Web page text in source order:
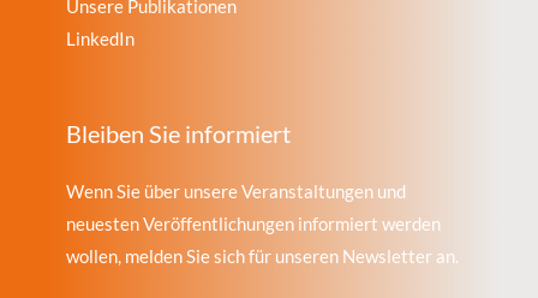
Unsere Publikationen
LinkedIn
Bleiben Sie informiert
Wenn Sie über unsere Veranstaltungen und
neuesten Veröffentlichungen informiert werden
wollen, melden Sie sich für unseren Newsletter an.